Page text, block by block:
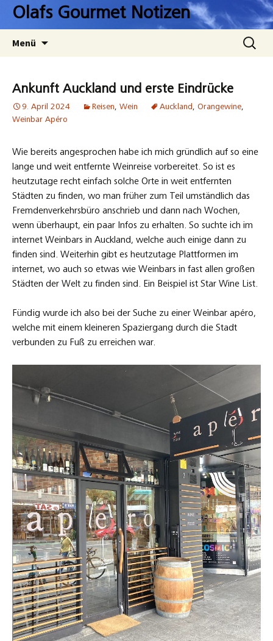
Zum
InhaltOlafs Gourmet Notizen
Menü
Suchen
nach:
Ankunft Auckland und erste Eindrücke
9. April 2024 Reisen, Wein Auckland, Orangewine,
Weinbar Apéro
Wie bereits angesprochen habe ich mich gründlich auf so eine
lange und weit entfernte Weinreise vorbereitet. So ist es
heutzutage recht einfach solche Orte in weit entfernten
Städten zu finden, wo man früher zum Teil umständlich das
Fremdenverkehrsbüro anschrieb und dann nach Wochen,
wenn überhaupt, ein paar Infos zu erhalten. So suchte ich im
internet Weinbars in Auckland, welche auch einige dann zu
finden sind. Weiterhin gibt es heutzutage Plattformen im
internet, wo auch so etwas wie Weinbars in fast allen großen
Städten der Welt zu finden sind. Ein Beispiel ist Star Wine List.
Fündig wurde ich also bei der Suche zu einer Weinbar apéro,
welche mit einem kleineren Spaziergang durch die Stadt
verbunden zu Fuß zu erreichen war.